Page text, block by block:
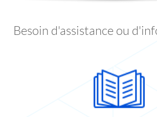
Besoin d'assistance ou